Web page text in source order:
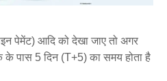
पेमेंट) आदि को देखा जाए तो अगर
के पास 5 दिन (T+5) का समय होता है